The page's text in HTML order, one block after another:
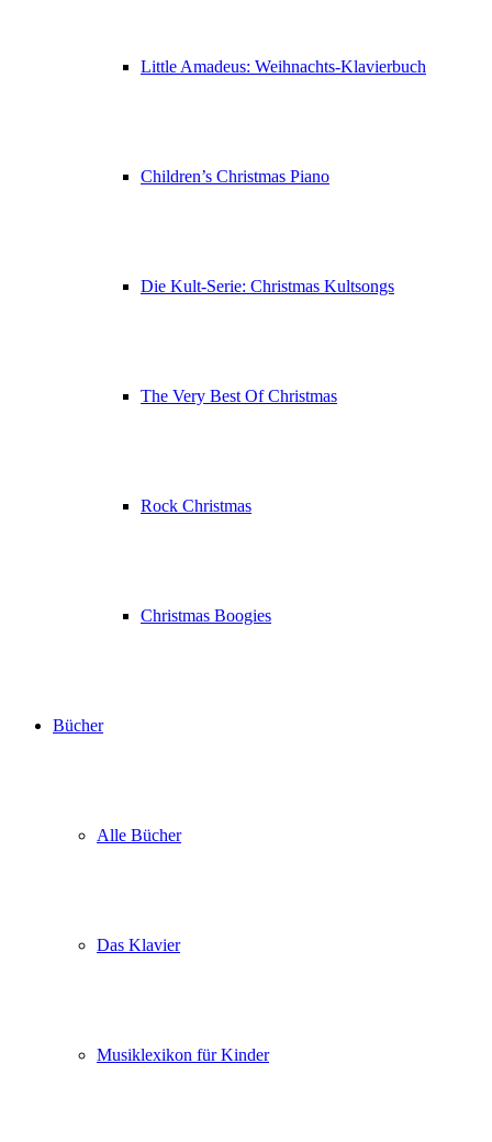
Little Amadeus: Weihnachts-Klavierbuch
Children’s Christmas Piano
Die Kult-Serie: Christmas Kultsongs
The Very Best Of Christmas
Rock Christmas
Christmas Boogies
Bücher
Alle Bücher
Das Klavier
Musiklexikon für Kinder